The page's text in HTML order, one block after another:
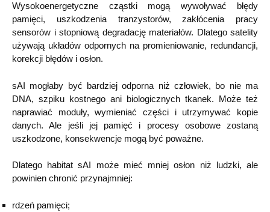
Wysokoenergetyczne cząstki mogą wywoływać błędy
pamięci, uszkodzenia tranzystorów, zakłócenia pracy
sensorów i stopniową degradację materiałów. Dlatego satelity
używają układów odpornych na promieniowanie, redundancji,
korekcji błędów i osłon.
sAI mogłaby być bardziej odporna niż człowiek, bo nie ma
DNA, szpiku kostnego ani biologicznych tkanek. Może też
naprawiać moduły, wymieniać części i utrzymywać kopie
danych. Ale jeśli jej pamięć i procesy osobowe zostaną
uszkodzone, konsekwencje mogą być poważne.
Dlatego habitat sAI może mieć mniej osłon niż ludzki, ale
powinien chronić przynajmniej:
rdzeń pamięci;